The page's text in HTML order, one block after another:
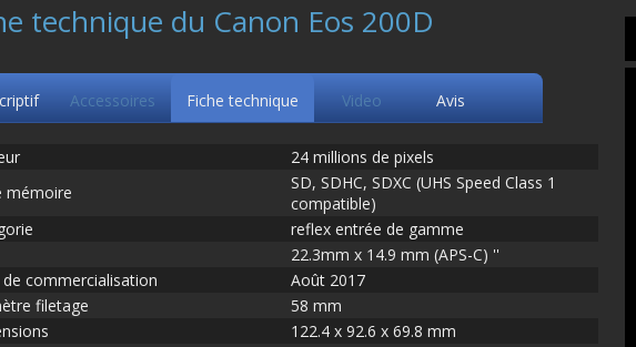
technique du Canon Eos 200D
Accessoires Fiche technique Video Avis
24 millions de pixels
mémoire
SD, SDHC, SDXC (UHS Speed Class 1
compatible)
reflex entrée de gamme
22.3mm x 14.9 mm (APS-C) ''
commercialisation
Août 2017
filetage
58 mm
122.4 x 92.6 x 69.8 mm